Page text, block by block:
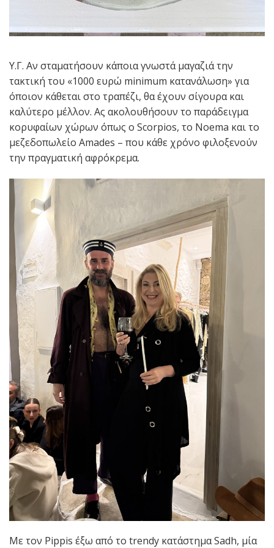
Υ.Γ. Αν σταματήσουν κάποια γνωστά μαγαζιά την
τακτική του «1000 ευρώ minimum κατανάλωση» για
όποιον κάθεται στο τραπέζι, θα έχουν σίγουρα και
καλύτερο μέλλον. Ας ακολουθήσουν το παράδειγμα
κορυφαίων χώρων όπως ο Scorpios, το Noema και το
μεζεδοπωλείο Amades – που κάθε χρόνο φιλοξενούν
την πραγματική αφρόκρεμα.
Με τον Pippis έξω από το trendy κατάστημα Sadh, μία